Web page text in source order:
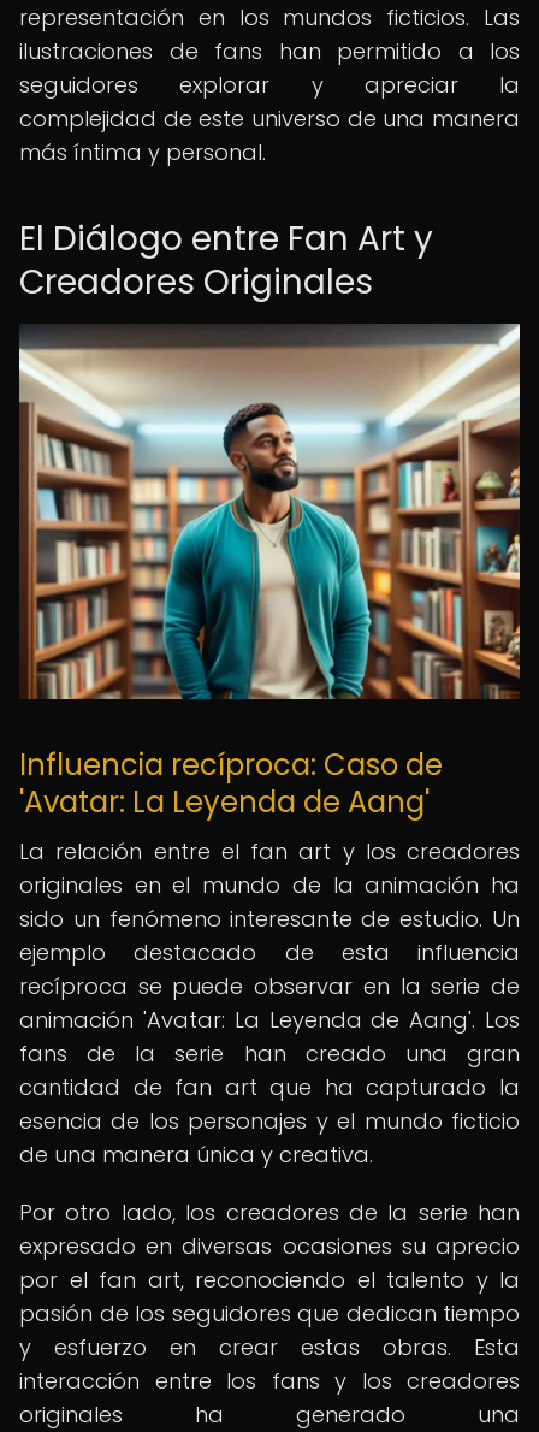
representación en los mundos ficticios. Las
ilustraciones de fans han permitido a los
seguidores explorar y apreciar la
complejidad de este universo de una manera
más íntima y personal.
El Diálogo entre Fan Art y
Creadores Originales
Influencia recíproca: Caso de
'Avatar: La Leyenda de Aang'
La relación entre el fan art y los creadores
originales en el mundo de la animación ha
sido un fenómeno interesante de estudio. Un
ejemplo destacado de esta influencia
recíproca se puede observar en la serie de
animación 'Avatar: La Leyenda de Aang'. Los
fans de la serie han creado una gran
cantidad de fan art que ha capturado la
esencia de los personajes y el mundo ficticio
de una manera única y creativa.
Por otro lado, los creadores de la serie han
expresado en diversas ocasiones su aprecio
por el fan art, reconociendo el talento y la
pasión de los seguidores que dedican tiempo
y esfuerzo en crear estas obras. Esta
interacción entre los fans y los creadores
originales ha generado una